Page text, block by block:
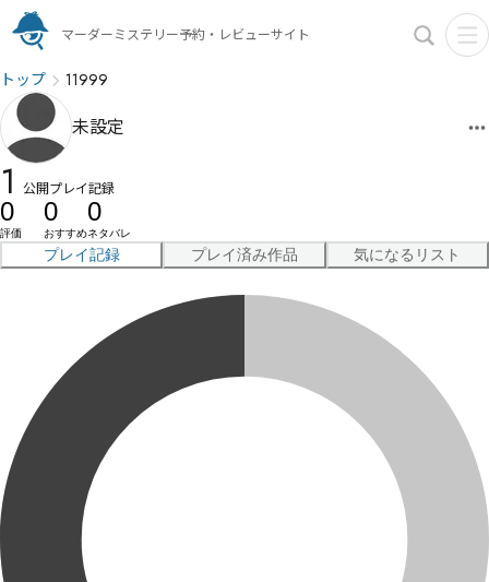
マーダーミステリー予約・レビューサイト
トップ 11999
未設定
1 公開プレイ記録
0
評価
0
おすすめ
0
ネタバレ
プレイ記録 プレイ済み作品 気になるリスト